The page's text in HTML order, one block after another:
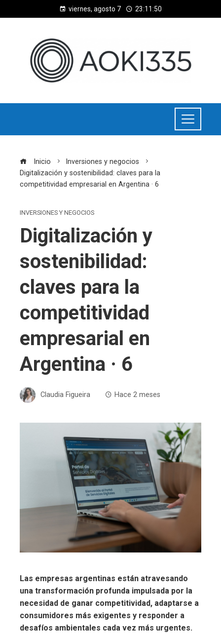
viernes, agosto 7 23:11:51
Inicio
Inversiones y negocios
Digitalización y sostenibilidad: claves para la
competitividad empresarial en Argentina · 6
INVERSIONES Y NEGOCIOS
Digitalización y
sostenibilidad:
claves para la
competitividad
empresarial en
Argentina · 6
Claudia Figueira Hace 2 meses
Las empresas argentinas están atravesando
una transformación profunda impulsada por la
necesidad de ganar competitividad, adaptarse a
consumidores más exigentes y responder a
desafíos ambientales cada vez más urgentes.